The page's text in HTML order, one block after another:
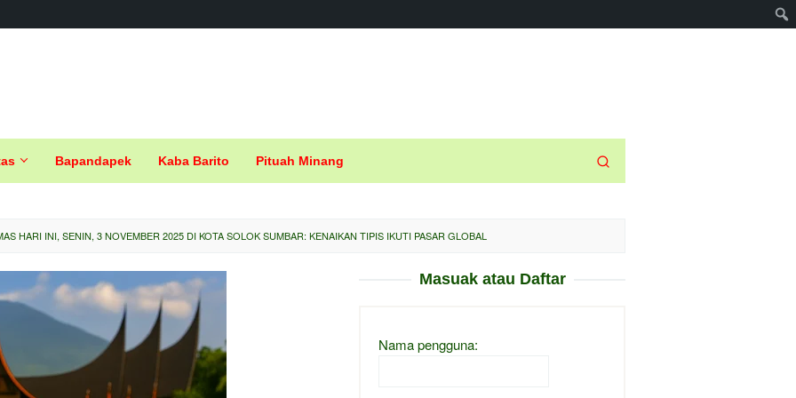
Bapandapek Kaba Barito Pituah Minang
HARI INI, SENIN, 3 NOVEMBER 2025 DI KOTA SOLOK SUMBAR: KENAIKAN TIPIS IKUTI PASAR GLOBAL
Masuak atau Daftar
Nama pengguna: